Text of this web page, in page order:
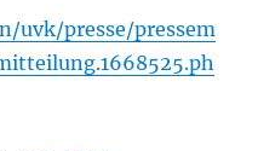
uvk/presse/pressem